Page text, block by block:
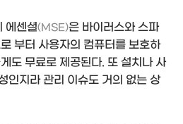
에센셜(MSE)은 바이러스와 스파
부터 사용자의 컴퓨터를 보호하
도 무료로 제공된다. 또 설치나 사
인지라 관리 이슈도 거의 없는 상